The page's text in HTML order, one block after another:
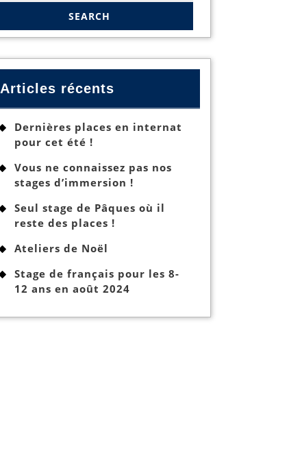
Articles récents
Dernières places en internat
pour cet été !
Vous ne connaissez pas nos
stages d’immersion !
Seul stage de Pâques où il
reste des places !
Ateliers de Noël
Stage de français pour les 8-
12 ans en août 2024